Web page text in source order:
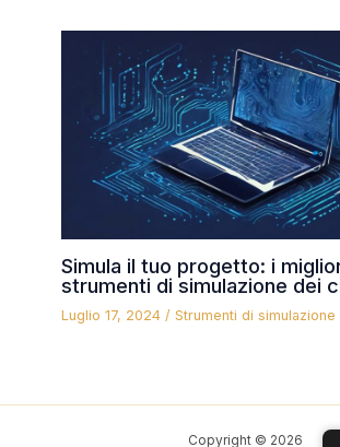
Simula il tuo progetto: i
strumenti di simulazione dei
Luglio 17, 2024 /Strumenti di simulazione
Copyright © 2026